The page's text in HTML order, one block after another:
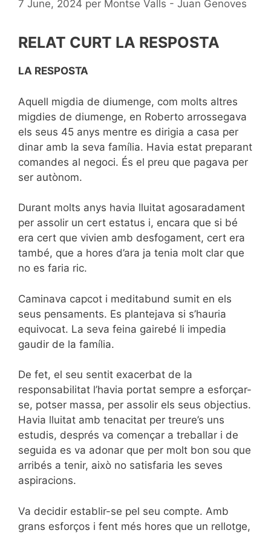
7 June, 2024 per Montse Valls - Juan Genoves
RELAT CURT LA RESPOSTA
LA RESPOSTA
Aquell migdia de diumenge, com molts altres
migdies de diumenge, en Roberto arrossegava
els seus 45 anys mentre es dirigia a casa per
dinar amb la seva família. Havia estat preparant
comandes al negoci. És el preu que pagava per
ser autònom.
Durant molts anys havia lluitat agosaradament
per assolir un cert estatus i, encara que si bé
era cert que vivien amb desfogament, cert era
també, que a hores d’ara ja tenia molt clar que
no es faria ric.
Caminava capcot i meditabund sumit en els
seus pensaments. Es plantejava si s’hauria
equivocat. La seva feina gairebé li impedia
gaudir de la família.
De fet, el seu sentit exacerbat de la
responsabilitat l’havia portat sempre a esforçar-
se, potser massa, per assolir els seus objectius.
Havia lluitat amb tenacitat per treure’s uns
estudis, després va començar a treballar i de
seguida es va adonar que per molt bon sou que
arribés a tenir, això no satisfaria les seves
aspiracions.
Va decidir establir-se pel seu compte. Amb
grans esforços i fent més hores que un rellotge,